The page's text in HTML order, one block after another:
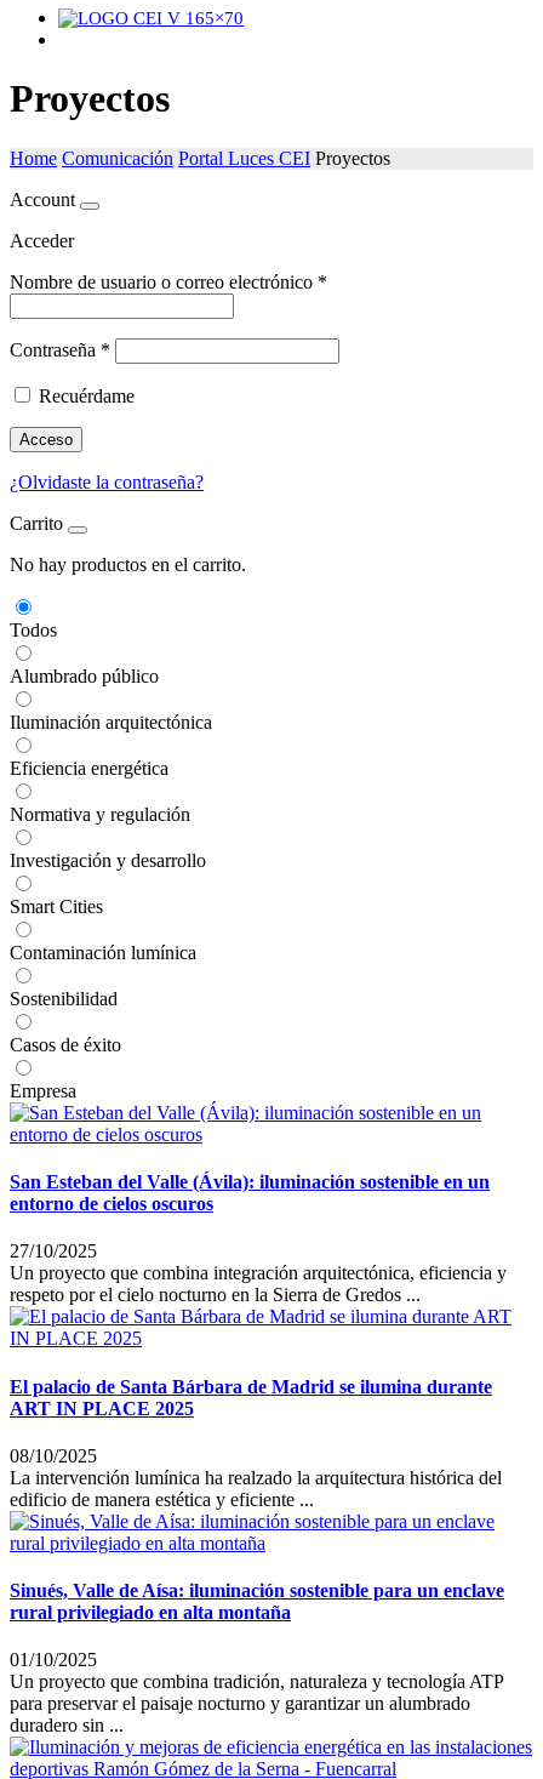
Proyectos
Home Comunicación Portal Luces CEI Proyectos
Account
Acceder
Nombre de usuario o correo electrónico *
Contraseña *
Recuérdame
Acceso
¿Olvidaste la contraseña?
Carrito
No hay productos en el carrito.
Todos
Alumbrado público
Iluminación arquitectónica
Eficiencia energética
Normativa y regulación
Investigación y desarrollo
Smart Cities
Contaminación lumínica
Sostenibilidad
Casos de éxito
Empresa
San Esteban del Valle (Ávila): iluminación sostenible en un
entorno de cielos oscuros
27/10/2025
Un proyecto que combina integración arquitectónica, eficiencia y
respeto por el cielo nocturno en la Sierra de Gredos ...
El palacio de Santa Bárbara de Madrid se ilumina durante
ART IN PLACE 2025
08/10/2025
La intervención lumínica ha realzado la arquitectura histórica del
edificio de manera estética y eficiente ...
Sinués, Valle de Aísa: iluminación sostenible para un enclave
rural privilegiado en alta montaña
01/10/2025
Un proyecto que combina tradición, naturaleza y tecnología ATP
para preservar el paisaje nocturno y garantizar un alumbrado
duradero sin ...